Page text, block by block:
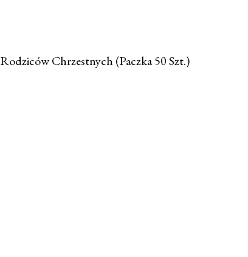
Chrzestnych (Paczka 50 Szt.)